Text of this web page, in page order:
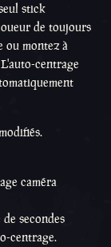
stick
de toujours
ou montez à
centrage
caméra
secondes
centrage.